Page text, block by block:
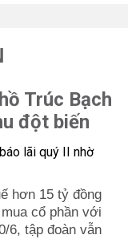
Trúc Bạch
đột biến
hơn 15 tỷ đồng
cổ phần với
6, tập đoàn vẫn